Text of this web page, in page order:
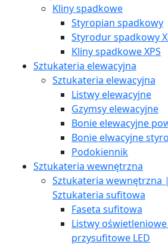
Kliny spadkowe
Styropian spadkowy
Styrodur spadkowy
Kliny spadkowe XPS
Sztukateria elewacyjna
Sztukateria elewacyjna
Listwy elewacyjne
Gzymsy elewacyjne
Bonie elewacyjne
Bonie elwacyjne
Podokiennik
Sztukateria wewnętrzna
Sztukateria wewnętrzna |
Sztukateria sufitowa
Faseta sufitowa
Listwy
przysufitowe LED